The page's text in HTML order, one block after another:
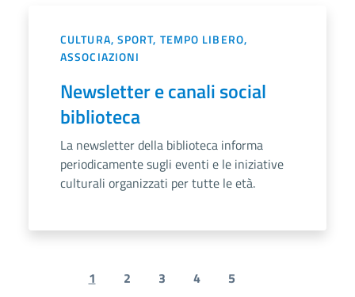
CULTURA, SPORT, TEMPO LIBERO,
ASSOCIAZIONI
Newsletter e canali social
biblioteca
La newsletter della biblioteca informa
periodicamente sugli eventi e le iniziative
culturali organizzati per tutte le età.
Previous page
1 2 3 4 5